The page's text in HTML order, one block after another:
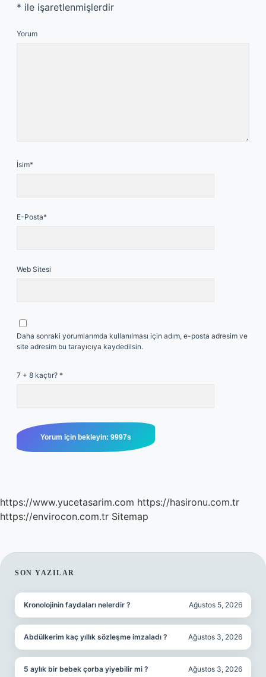
* ile işaretlenmişlerdir
Yorum
İsim*
E-Posta*
Web Sitesi
Daha sonraki yorumlarımda kullanılması için adım, e-posta adresim ve
site adresim bu tarayıcıya kaydedilsin.
7 + 8 kaçtır? *
https://www.yucetasarim.com https://hasironu.com.tr
https://envirocon.com.tr Sitemap
SIDEBAR
SON YAZILAR
Kronolojinin faydaları nelerdir ? Ağustos 5, 2026
Abdülkerim kaç yıllık sözleşme imzaladı ? Ağustos 3, 2026
5 aylık bir bebek çorba yiyebilir mi ? Ağustos 3, 2026